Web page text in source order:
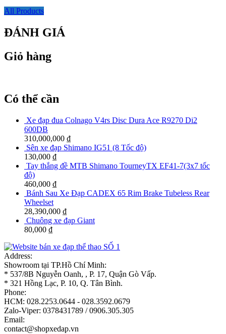
All Products
ĐÁNH GIÁ
Giỏ hàng
Có thể cần
Xe đạp đua Colnago V4rs Disc Dura Ace R9270 Di2
600DB
310,000,000 ₫
Sên xe đạp Shimano IG51 (8 Tốc độ)
130,000 ₫
Tay thắng đề MTB Shimano TourneyTX EF41-7(3x7 tốc
độ)
460,000 ₫
Bánh Sau Xe Đạp CADEX 65 Rim Brake Tubeless Rear
Wheelset
28,390,000 ₫
Chuông xe đạp Giant
80,000 ₫
Address:
Showroom tại TP.Hồ Chí Minh:
* 537/8B Nguyễn Oanh, , P. 17, Quận Gò Vấp.
* 321 Hồng Lạc, P. 10, Q. Tân Bình.
Phone:
HCM: 028.2253.0644 - 028.3592.0679
Zalo-Viper: 0378431789 / 0906.305.305
Email:
contact@shopxedap.vn